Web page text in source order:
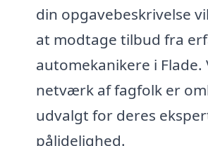
din opgavebeskrivelse
at modtage tilbud fra
automekanikere i Flade.
netværk af fagfolk er
udvalgt for deres
pålidelighed.